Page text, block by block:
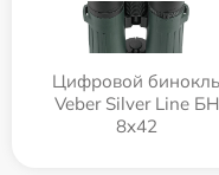
Цифровой бинокль
Veber Silver Line БН
8x42